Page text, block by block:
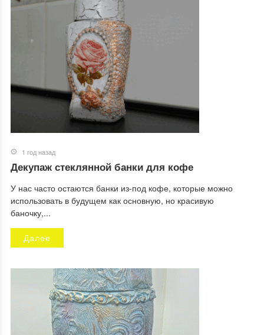
1 год назад
Декупаж стеклянной банки для кофе
У нас часто остаются банки из-под кофе, которые можно
использовать в будущем как основную, но красивую
баночку,...
Далее